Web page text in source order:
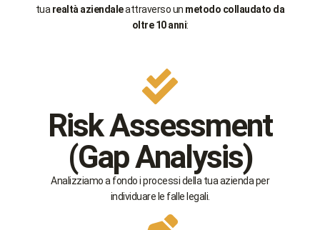
tua realtà aziendaleattraverso un metodo collaudato da
oltre 10 anni:
Risk Assessment
(Gap Analysis)
Analizziamo a fondo i processi della tua azienda per
individuare le falle legali.